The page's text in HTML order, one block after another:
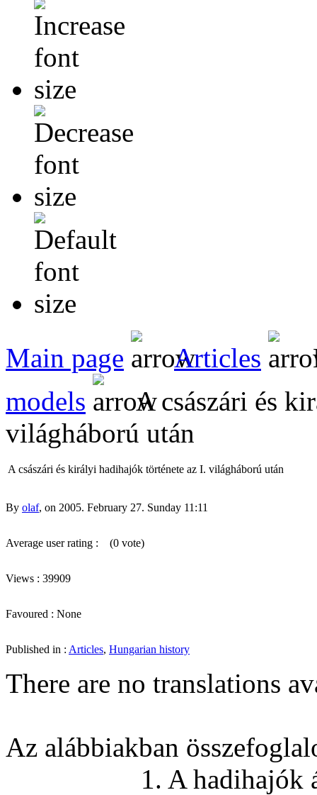
Main page Articles
models
A császári és
világháború után
A császári és királyi hadihajók története az I. világháború után
By olaf, on 2005. February 27. Sunday 11:11
Average user rating : (0 vote)
Views : 39909
Favoured : None
Published in : Articles, Hungarian history
There are no translations
Az alábbiakban
1. A hadihajók